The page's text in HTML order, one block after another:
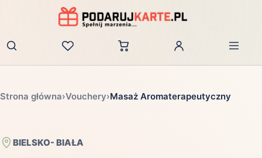
Zaloguj
Strona główna›Vouchery›Masaż Aromaterapeutyczny
BIELSKO- BIAŁA